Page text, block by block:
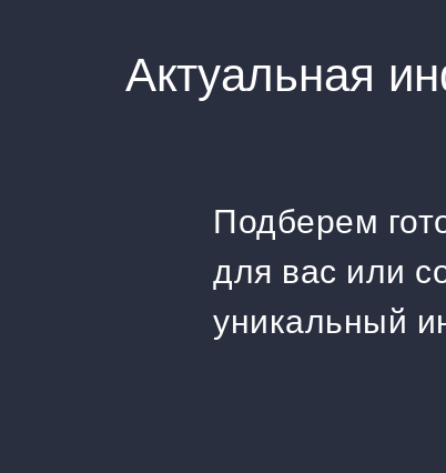
Актуальная
Подберем
для вас или
уникальный